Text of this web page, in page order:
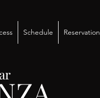
Schedule Reservation